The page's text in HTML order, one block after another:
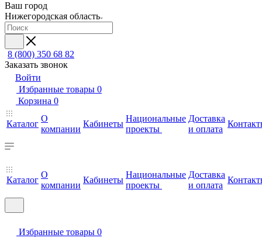
Ваш город
Нижегородская область
8 (800) 350 68 82
Заказать звонок
Войти
Избранные товары 0
Корзина 0
Каталог
О
компании
Кабинеты
Национальные
проекты
Доставка
и оплата
Каталог
О
компании
Кабинеты
Национальные
проекты
Доставка
и оплата
Избранные товары 0